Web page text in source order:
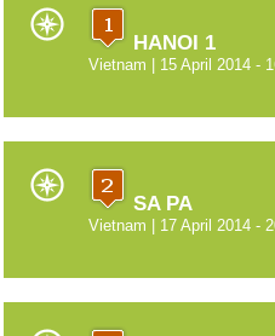
HANOI 1
Vietnam | 15 April 2014 -
SA PA
Vietnam | 17 April 2014 -